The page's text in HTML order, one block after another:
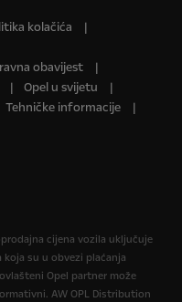
kolačića
obavijest
Opel u svijetu
Tehničke informacije
cijena vozila uključuje
su u obvezi plaćanja
Opel partner može
AW OPL Distribution